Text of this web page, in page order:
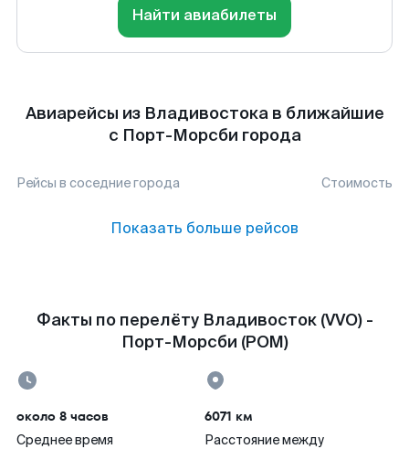
Найти авиабилеты
Авиарейсы из Владивостока в ближайшие
с Порт-Морсби города
Рейсы в соседние города Стоимость
Показать больше рейсов
Факты по перелёту Владивосток (VVO) -
Порт-Морсби (POM)
около 8 часов
Среднее время
6071 км
Расстояние между